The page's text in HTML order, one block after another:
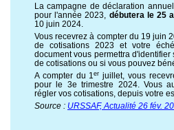
La campagne de déclaration
pour l'année 2023, débutera le 25
10 juin 2024.
Vous recevrez à compter du 19 juin
de cotisations 2023 et votre
document vous permettra
de cotisations ou si vous pouvez
A compter du 1er juillet, vous
pour le 3e trimestre 2024. Vous
régler vos cotisations, depuis votre
Source : URSSAF, Actualité 26 fév.